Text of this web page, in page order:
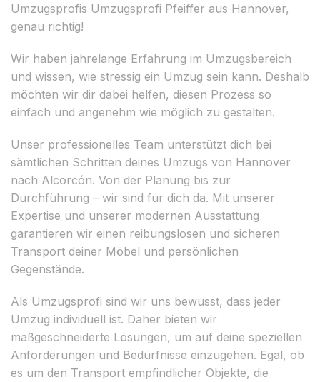
Umzugsprofis Umzugsprofi Pfeiffer aus Hannover,
genau richtig!
Wir haben jahrelange Erfahrung im Umzugsbereich
und wissen, wie stressig ein Umzug sein kann. Deshalb
möchten wir dir dabei helfen, diesen Prozess so
einfach und angenehm wie möglich zu gestalten.
Unser professionelles Team unterstützt dich bei
sämtlichen Schritten deines Umzugs von Hannover
nach Alcorcón. Von der Planung bis zur
Durchführung – wir sind für dich da. Mit unserer
Expertise und unserer modernen Ausstattung
garantieren wir einen reibungslosen und sicheren
Transport deiner Möbel und persönlichen
Gegenstände.
Als Umzugsprofi sind wir uns bewusst, dass jeder
Umzug individuell ist. Daher bieten wir
maßgeschneiderte Lösungen, um auf deine speziellen
Anforderungen und Bedürfnisse einzugehen. Egal, ob
es um den Transport empfindlicher Objekte, die